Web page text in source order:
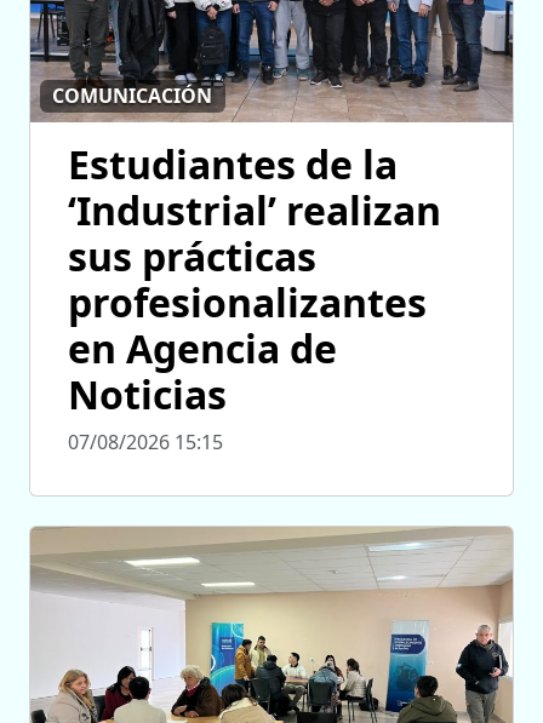
COMUNICACIÓN
Estudiantes de la
‘Industrial’ realizan
sus prácticas
profesionalizantes
en Agencia de
Noticias
07/08/2026 15:15